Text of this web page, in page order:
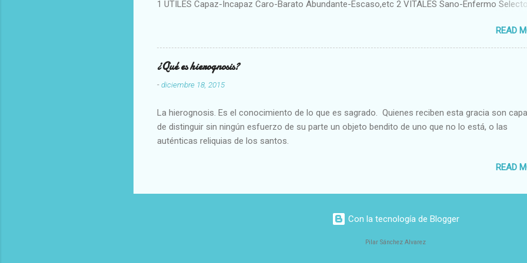
1 UTILES Capaz-Incapaz Caro-Barato Abundante-Escaso,etc 2 VITALES Sano-Enfermo
Aproximado Evidente-Probable,etc b) Morales Bueno-malo Bondadoso-malvado Justo-Injusto
Escrupuloso-Relajado Leal-Desleal,etc. d) Estéticos Bello-Feo Gracioso-Tosco Elegante-
Armonioso-Inarmonioso 4 RELIGIOSOS Santo-Pr...
READ
¿Qué es hierognosis?
-diciembre 18, 2015
La hierognosis. Es el conocimiento de lo que es sagrado. Quienes reciben esta gracia son
de distinguir sin ningún esfuerzo de su parte un objeto bendito de uno que no lo está, o las
auténticas reliquias de los santos.
READ
Con la tecnología de Blogger
Pilar Sánchez Alvarez